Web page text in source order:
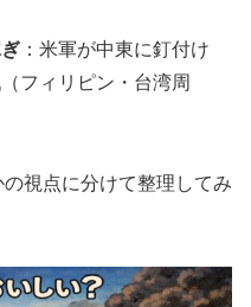
：米軍が中東に釘付け
フィリピン・台湾周
視点に分けて整理してみ